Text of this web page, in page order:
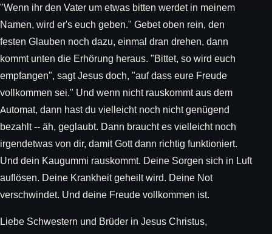
"Wenn ihr den Vater um etwas bitten werdet in meinem
Namen, wird er's euch geben." Gebet oben rein, den
festen Glauben noch dazu, einmal dran drehen, dann
kommt unten die Erhörung heraus. "Bittet, so wird euch
empfangen", sagt Jesus doch, "auf dass eure Freude
vollkommen sei." Und wenn nicht rauskommt aus dem
Automat, dann hast du vielleicht noch nicht genügend
bezahlt -- äh, geglaubt. Dann braucht es vielleicht noch
irgendetwas von dir, damit Gott dann richtig funktioniert.
Und dein Kaugummi rauskommt. Deine Sorgen sich in Luft
auflösen. Deine Krankheit geheilt wird. Deine Not
verschwindet. Und deine Freude vollkommen ist.
Liebe Schwestern und Brüder in Jesus Christus,